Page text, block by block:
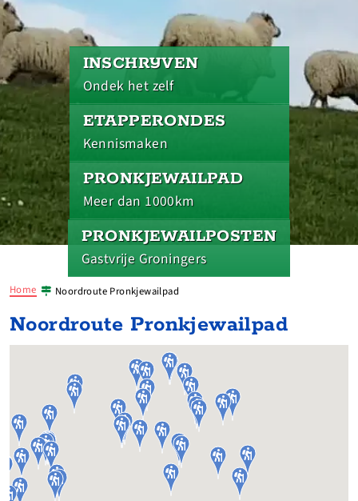
INSCHRIJVEN
Ondek het zelf
ETAPPERONDES
Kennismaken
PRONKJEWAILPAD
Meer dan 1000km
PRONKJEWAILPOSTEN
Gastvrije Groningers
Home Noordroute Pronkjewailpad
Noordroute Pronkjewailpad














 























